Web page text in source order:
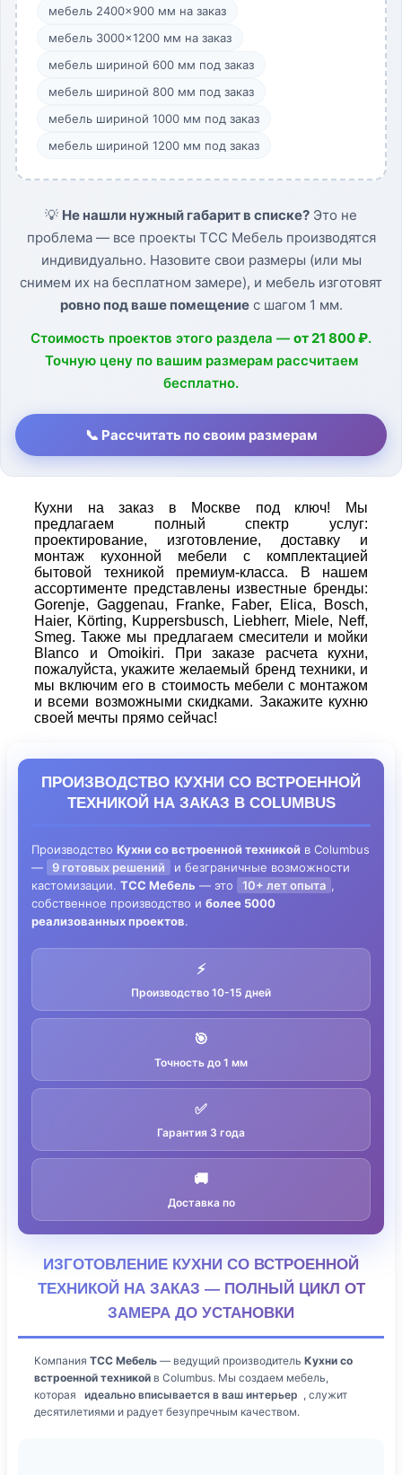
мебель 2400×900 мм на заказ
мебель 3000×1200 мм на заказ
мебель шириной 600 мм под заказ
мебель шириной 800 мм под заказ
мебель шириной 1000 мм под заказ
мебель шириной 1200 мм под заказ
💡 Не нашли нужный габарит в списке? Это не
проблема — все проекты ТСС Мебель производятся
индивидуально. Назовите свои размеры (или мы
снимем их на бесплатном замере), и мебель изготовят
ровно под ваше помещениес шагом 1 мм.
Стоимость проектов этого раздела — от 21 800 ₽.
Точную цену по вашим размерам рассчитаем
бесплатно.
📞 Рассчитать по своим размерам
Кухни на заказ в Москве под ключ! Мы
предлагаем полный спектр услуг:
проектирование, изготовление, доставку и
монтаж кухонной мебели с комплектацией
бытовой техникой премиум-класса. В нашем
ассортименте представлены известные бренды:
Gorenje, Gaggenau, Franke, Faber, Elica, Bosch,
Haier, Körting, Kuppersbusch, Liebherr, Miele, Neff,
Smeg. Также мы предлагаем смесители и мойки
Blanco и Omoikiri. При заказе расчета кухни,
пожалуйста, укажите желаемый бренд техники, и
мы включим его в стоимость мебели с монтажом
и всеми возможными скидками. Закажите кухню
своей мечты прямо сейчас!
ПРОИЗВОДСТВО КУХНИ СО ВСТРОЕННОЙ
ТЕХНИКОЙ НА ЗАКАЗ В COLUMBUS
Производство Кухни со встроенной техникой в Columbus
—
9 готовых решений
и безграничные возможности
кастомизации. ТСС Мебель — это 10+ лет опыта ,
собственное производство и более 5000
реализованных проектов.
⚡
Производство 10-15 дней
🎯
Точность до 1 мм
✅
Гарантия 3 года
🚚
Доставка по
ИЗГОТОВЛЕНИЕ КУХНИ СО ВСТРОЕННОЙ
ТЕХНИКОЙ НА ЗАКАЗ — ПОЛНЫЙ ЦИКЛ ОТ
ЗАМЕРА ДО УСТАНОВКИ
Компания ТСС Мебель — ведущий производитель Кухни со
встроенной техникой в Columbus. Мы создаем мебель,
которая
идеально вписывается в ваш интерьер
, служит
десятилетиями и радует безупречным качеством.